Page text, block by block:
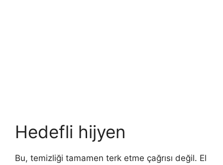
Hedefli hijyen
Bu, temizliği tamamen terk etme çağrısı değil. El